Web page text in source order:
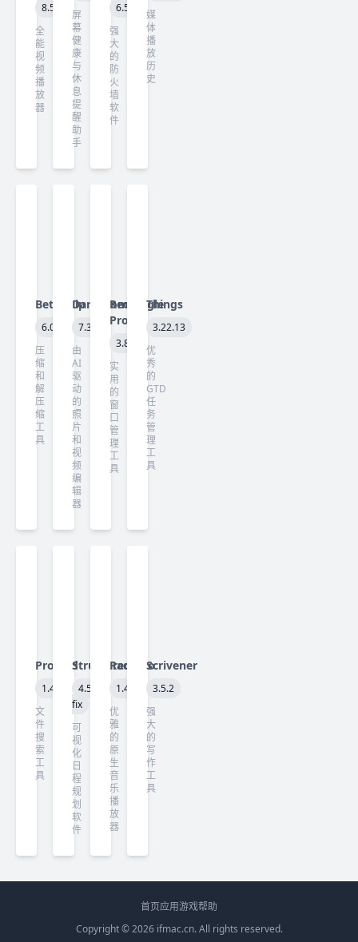
8.5
全
能
视
频
播
放
器
屏
幕
健
康
与
休
息
提
醒
助
手
6.5
强
大
的
防
火
墙
软
件
媒
体
播
放
历
史
Betterzip
6.0.4
压
缩
和
解
压
缩
工
具
Darkroom
7.3
由
AI
驱
动
的
照
片
和
视
频
编
辑
器
Rectangle
Pro
3.82
实
用
的
窗
口
管
理
工
具
Things
3.22.13
优
秀
的
GTD
任
务
管
理
工
具
ProFind
1.40
文
件
搜
索
工
具
Structured
4.5.3
fix
可
视
化
日
程
规
划
软
件
Radiccio
1.4.2
优
雅
的
原
生
音
乐
播
放
器
Scrivener
3.5.2
强
大
的
写
作
工
具
首页应用游戏帮助
Copyright © 2026 ifmac.cn. All rights reserved.